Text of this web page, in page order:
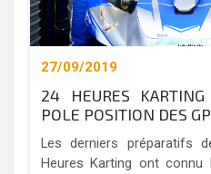
27/09/2019
24 HEURES
POLE POSITION DES
Les derniers préparatifs
Heures Karting ont